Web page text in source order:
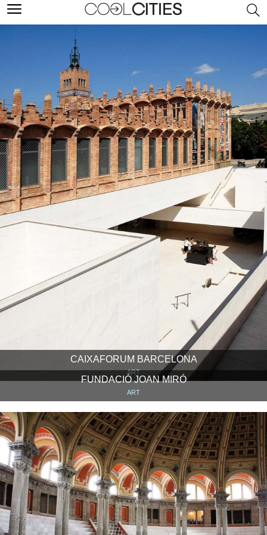
CAIXAFORUM BARCELONA
ART
FUNDACIÓ JOAN MIRÓ
ART